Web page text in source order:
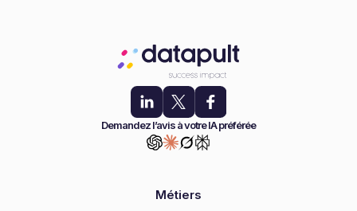
Demandez l’avis à votre IA préférée
Métiers